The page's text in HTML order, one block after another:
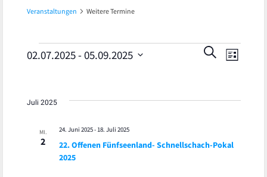
Veranstaltungen Weitere Termine
Veranstaltungen
und
SUCHE
LISTE
02.07.2025 - 05.09.2025
Juli 2025
MI.
2
22. Offenen Fünfseenland- Schnellschach-Pokal
2025
24. Juni 2025- 18. Juli 2025